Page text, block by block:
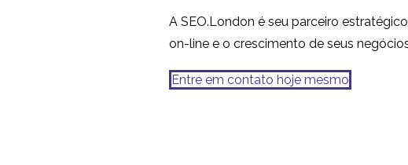
internacional
A SEO.London é seu parceiro
on-line e o crescimento de seus
Entre em contato hoje mesmo